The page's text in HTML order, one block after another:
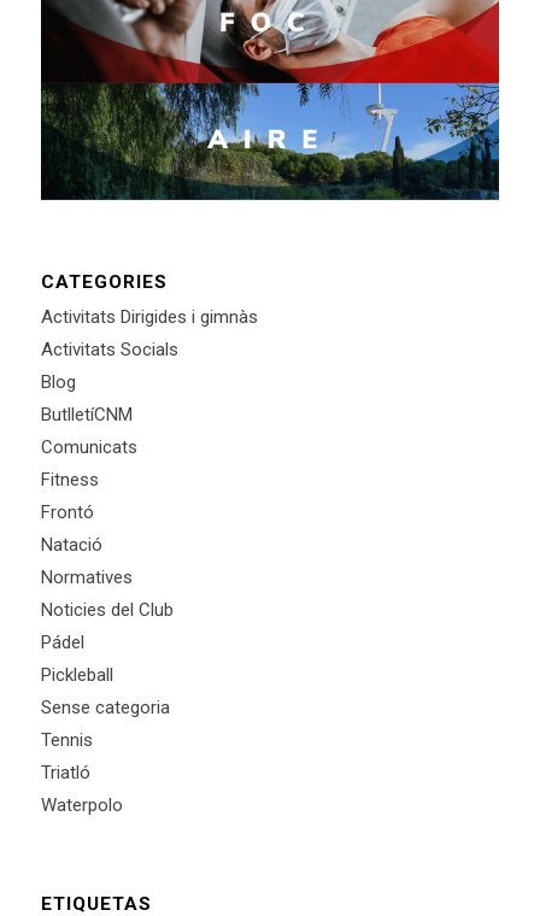
CATEGORIES
Activitats Dirigides i gimnàs
Activitats Socials
Blog
ButlletíCNM
Comunicats
Fitness
Frontó
Natació
Normatives
Noticies del Club
Pádel
Pickleball
Sense categoria
Tennis
Triatló
Waterpolo
ETIQUETAS